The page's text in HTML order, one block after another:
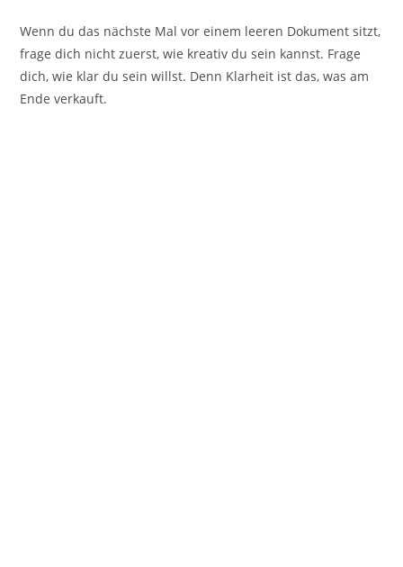
Wenn du das nächste Mal vor einem leeren Dokument sitzt,
frage dich nicht zuerst, wie kreativ du sein kannst. Frage
dich, wie klar du sein willst. Denn Klarheit ist das, was am
Ende verkauft.